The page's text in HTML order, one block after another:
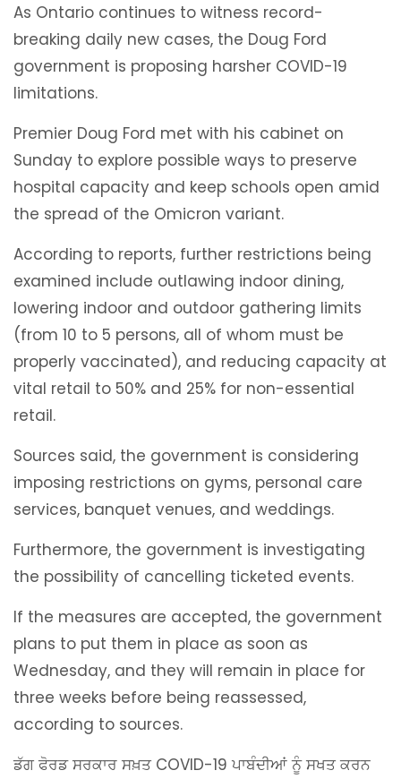
As Ontario continues to witness record-
breaking daily new cases, the Doug Ford
government is proposing harsher COVID-19
limitations.
Premier Doug Ford met with his cabinet on
Sunday to explore possible ways to preserve
hospital capacity and keep schools open amid
the spread of the Omicron variant.
According to reports, further restrictions being
examined include outlawing indoor dining,
lowering indoor and outdoor gathering limits
(from 10 to 5 persons, all of whom must be
properly vaccinated), and reducing capacity at
vital retail to 50% and 25% for non-essential
retail.
Sources said, the government is considering
imposing restrictions on gyms, personal care
services, banquet venues, and weddings.
Furthermore, the government is investigating
the possibility of cancelling ticketed events.
If the measures are accepted, the government
plans to put them in place as soon as
Wednesday, and they will remain in place for
three weeks before being reassessed,
according to sources.
ਡੱਗ ਫੋਰਡ ਸਰਕਾਰ ਸਖ਼ਤ COVID-19 ਪਾਬੰਦੀਆਂ ਨੂੰ ਸਖਤ ਕਰਨ